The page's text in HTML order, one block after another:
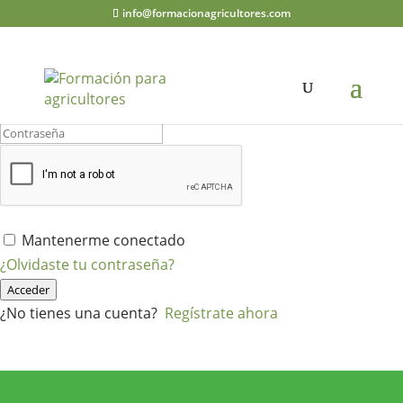
info@formacionagricultores.com
¡Hola, bienvenido de nuevo!
Mantenerme conectado
¿Olvidaste tu contraseña?
Acceder
¿No tienes una cuenta? Regístrate ahora